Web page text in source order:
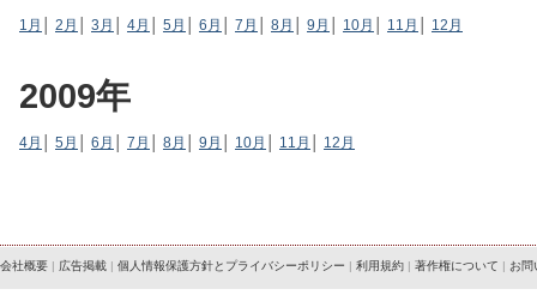
1月 2月 3月 4月 5月 6月 7月 8月 9月 10月 11月 12月
2009年
4月 5月 6月 7月 8月 9月 10月 11月 12月
会社概要 | 広告掲載 | 個人情報保護方針とプライバシーポリシー | 利用規約 | 著作権について | お問